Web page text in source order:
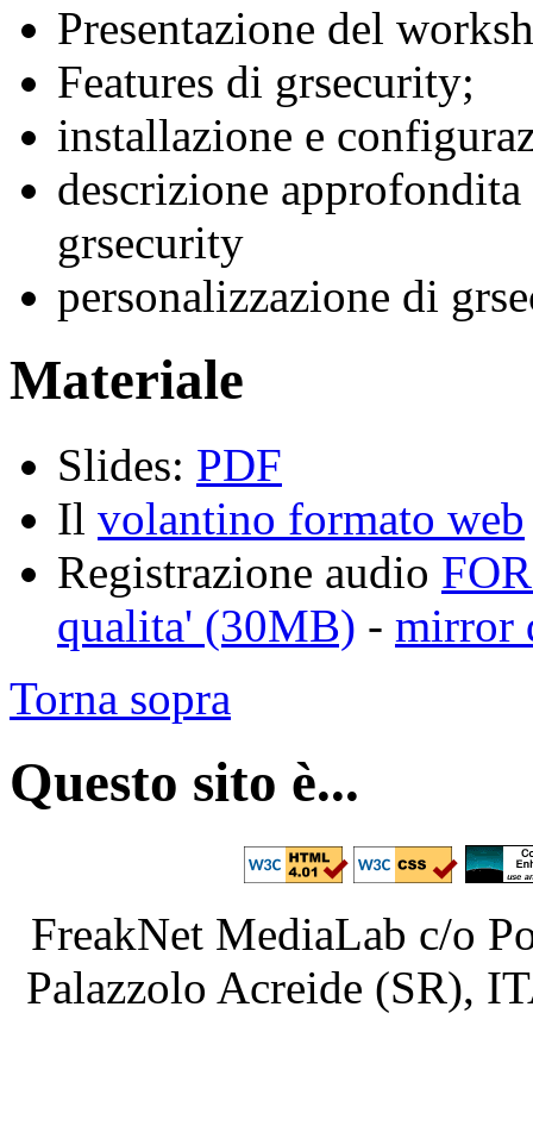
Presentazione del
Features di grsecurity;
installazione e
descrizione
grsecurity
personalizzazione di
Materiale
Slides: PDF
Il volantino formato web
Registrazione audio
qualita' (30MB) - mirror
Torna sopra
Questo sito è...
FreakNet MediaLab c/o
Palazzolo Acreide (SR),